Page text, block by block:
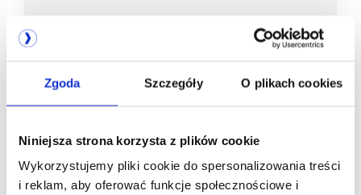
Zgoda Szczegóły O plikach cookies
Niniejsza strona korzysta z plików cookie
Wykorzystujemy pliki cookie do spersonalizowania treści
i reklam, aby oferować funkcje społecznościowe i